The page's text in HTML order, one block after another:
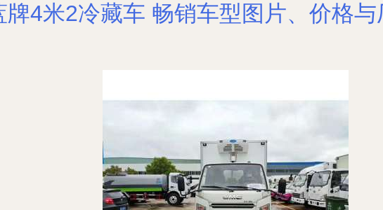
牌4米2冷藏车 畅销车型图片、价格